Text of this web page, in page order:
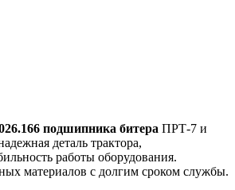
подшипника битера ПРТ-7 и
деталь трактора,
работы оборудования.
материалов с долгим сроком службы.